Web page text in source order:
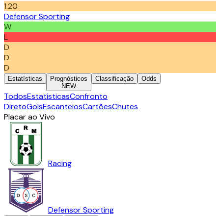
1.20
Defensor Sporting
W
L
D
D
D
Estatísticas
Prognósticos
NEW
Classificação Odds
TodosEstatísticasConfronto
DiretoGolsEscanteiosCartõesChutes
Placar ao Vivo
Racing
Defensor Sporting